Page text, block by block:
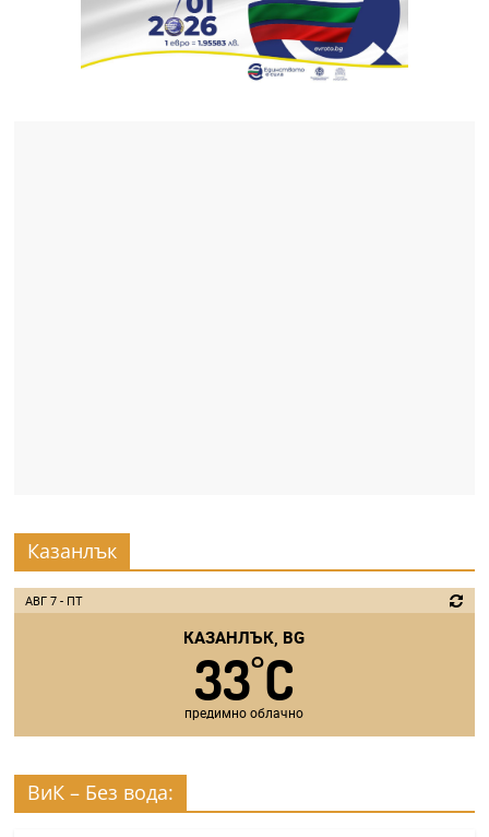
Казанлък
АВГ 7 - ПТ
КАЗАНЛЪК, BG
33°C
предимно облачно
ВиК – Без вода: